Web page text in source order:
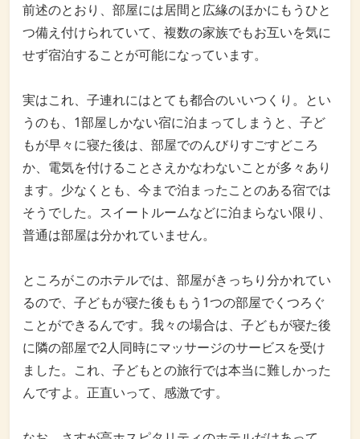
前述のとおり、部屋には居間と広緣のほかにもうひと
つ備え付けられていて、複数の家族でもお互いを気に
せず宿泊することが可能になっています。
実はこれ、子連れにはとても都合のいいつくり。とい
うのも、1部屋しかない宿に泊まってしまうと、子ど
もが早々に寝た後は、部屋でのんびりすごすどころ
か、電気を付けることさえかなわないことが多々あり
ます。少なくとも、今まで泊まったことのある宿では
そうでした。スイートルームなどに泊まらない限り、
普通は部屋は分かれていません。
ところがこのホテルでは、部屋がきっちり分かれてい
るので、子どもが寝た後ももう1つの部屋でくつろぐ
ことができるんです。我々の場合は、子どもが寝た後
に隣の部屋で2人同時にマッサージのサービスを受け
ました。これ、子どもとの旅行では本当に難しかった
んですよ。正直いって、感激です。